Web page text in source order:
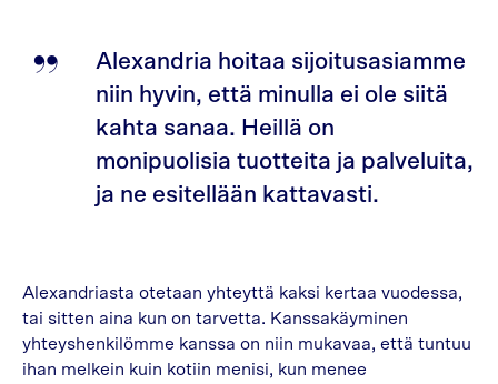
Alexandria hoitaa sijoitusasiamme
niin hyvin, että minulla ei ole siitä
kahta sanaa. Heillä on
monipuolisia tuotteita ja palveluita,
ja ne esitellään kattavasti.
Alexandriasta otetaan yhteyttä kaksi kertaa vuodessa,
tai sitten aina kun on tarvetta. Kanssakäyminen
yhteyshenkilömme kanssa on niin mukavaa, että tuntuu
ihan melkein kuin kotiin menisi, kun menee